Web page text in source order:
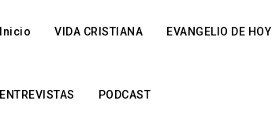
Inicio VIDA CRISTIANA EVANGELIO DE HOY
ENTREVISTAS PODCAST